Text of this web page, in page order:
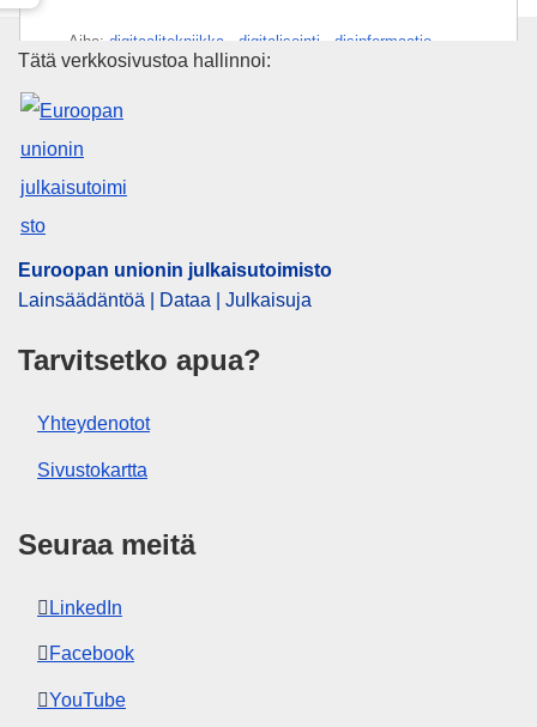
Aihe: digitaalitekniikka digitalisointi disinformaatio
hakukone ,harhaanjohtava mainonta
poliittinen propaganda
sosiaalisen median väline
PDF
että tulostusvalmiina PDF/X-tiedostona.
Euroopan unionin
Tätä verkkosivustoa hallinnoi:
Euroopan unionin julkaisutoimisto
Lainsäädäntöä | Dataa | Julkaisuja
Tarvitsetko apua?
Yhteydenotot
Sivustokartta
Seuraa meitä
LinkedIn
Facebook
YouTube